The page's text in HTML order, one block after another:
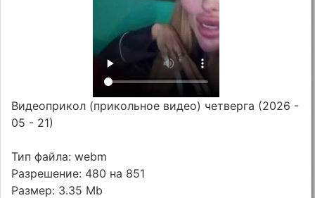
Видеоприкол (прикольное видео) четверга (2026 -
05 - 21)
Тип файла: webm
Разрешение: 480 на 851
Размер: 3.35 Mb